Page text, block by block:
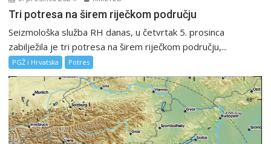
Tri potresa na širem riječkom području
Seizmološka služba RH danas, u četvrtak 5. prosinca
zabilježila je tri potresa na širem riječkom području,...
PGŽ i Hrvatska Potres